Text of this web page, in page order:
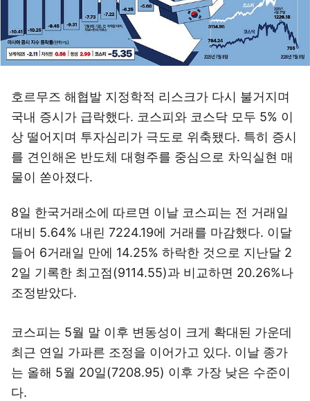
호르무즈 해협발 지정학적 리스크가 다시 불거지며
국내 증시가 급락했다. 코스피와 코스닥 모두 5% 이
상 떨어지며 투자심리가 극도로 위축됐다. 특히 증시
를 견인해온 반도체 대형주를 중심으로 차익실현 매
물이 쏟아졌다.
8일 한국거래소에 따르면 이날 코스피는 전 거래일
대비 5.64% 내린 7224.19에 거래를 마감했다. 이달
들어 6거래일 만에 14.25% 하락한 것으로 지난달 2
2일 기록한 최고점(9114.55)과 비교하면 20.26%나
조정받았다.
코스피는 5월 말 이후 변동성이 크게 확대된 가운데
최근 연일 가파른 조정을 이어가고 있다. 이날 종가
는 올해 5월 20일(7208.95) 이후 가장 낮은 수준이
다.